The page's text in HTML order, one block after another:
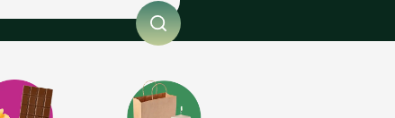
Cerrar sesión